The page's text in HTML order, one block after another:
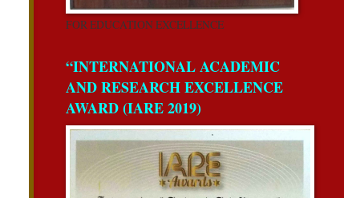
FOR EDUCATION EXCELLENCE
“INTERNATIONAL ACADEMIC
AND RESEARCH EXCELLENCE
AWARD (IARE 2019)